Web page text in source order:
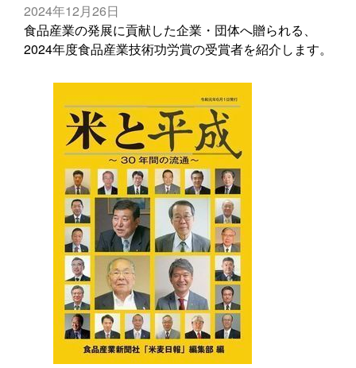
2024年12月26日
食品産業の発展に貢献した企業・団体へ贈られる、
2024年度食品産業技術功労賞の受賞者を紹介します。